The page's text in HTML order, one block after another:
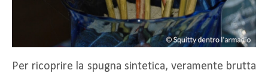
Per ricoprire la spugna sintetica, veramente brutta